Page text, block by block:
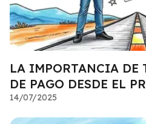
LA IMPORTANCIA DE
DE PAGO DESDE EL
14/07/2025